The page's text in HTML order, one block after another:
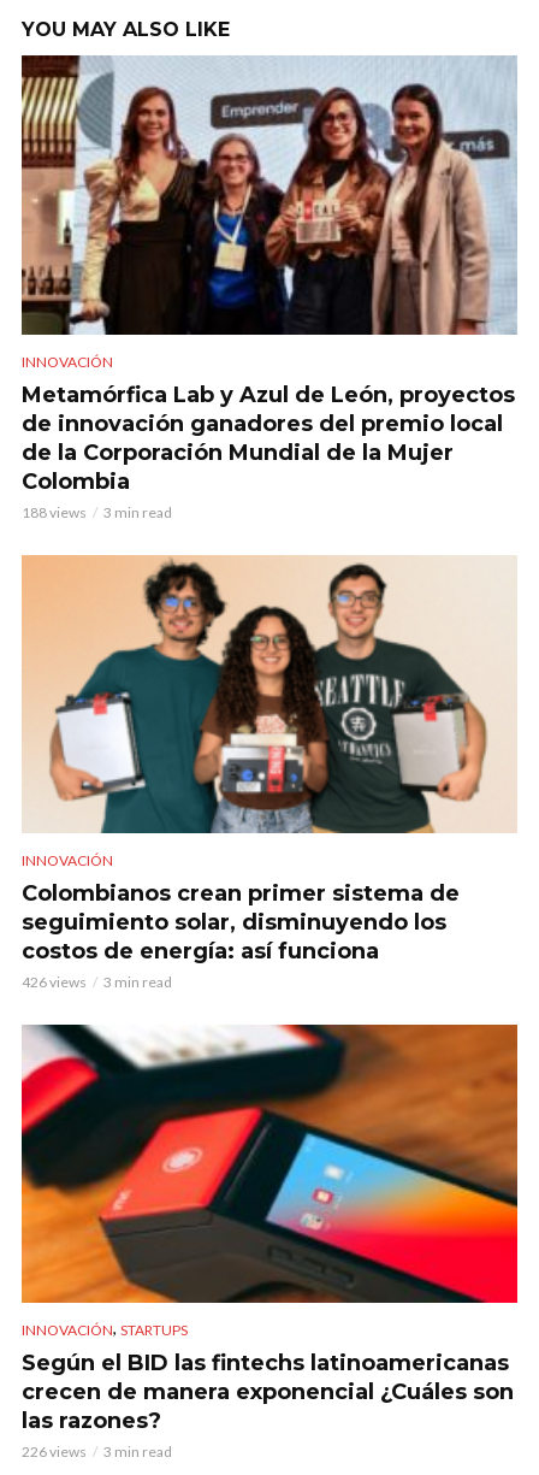
YOU MAY ALSO LIKE
INNOVACIÓN
Metamórfica Lab y Azul de León, proyectos
de innovación ganadores del premio local
de la Corporación Mundial de la Mujer
Colombia
188 views 3 min read
INNOVACIÓN
Colombianos crean primer sistema de
seguimiento solar, disminuyendo los
costos de energía: así funciona
426 views 3 min read
INNOVACIÓN, STARTUPS
Según el BID las fintechs latinoamericanas
crecen de manera exponencial ¿Cuáles son
las razones?
226 views 3 min read